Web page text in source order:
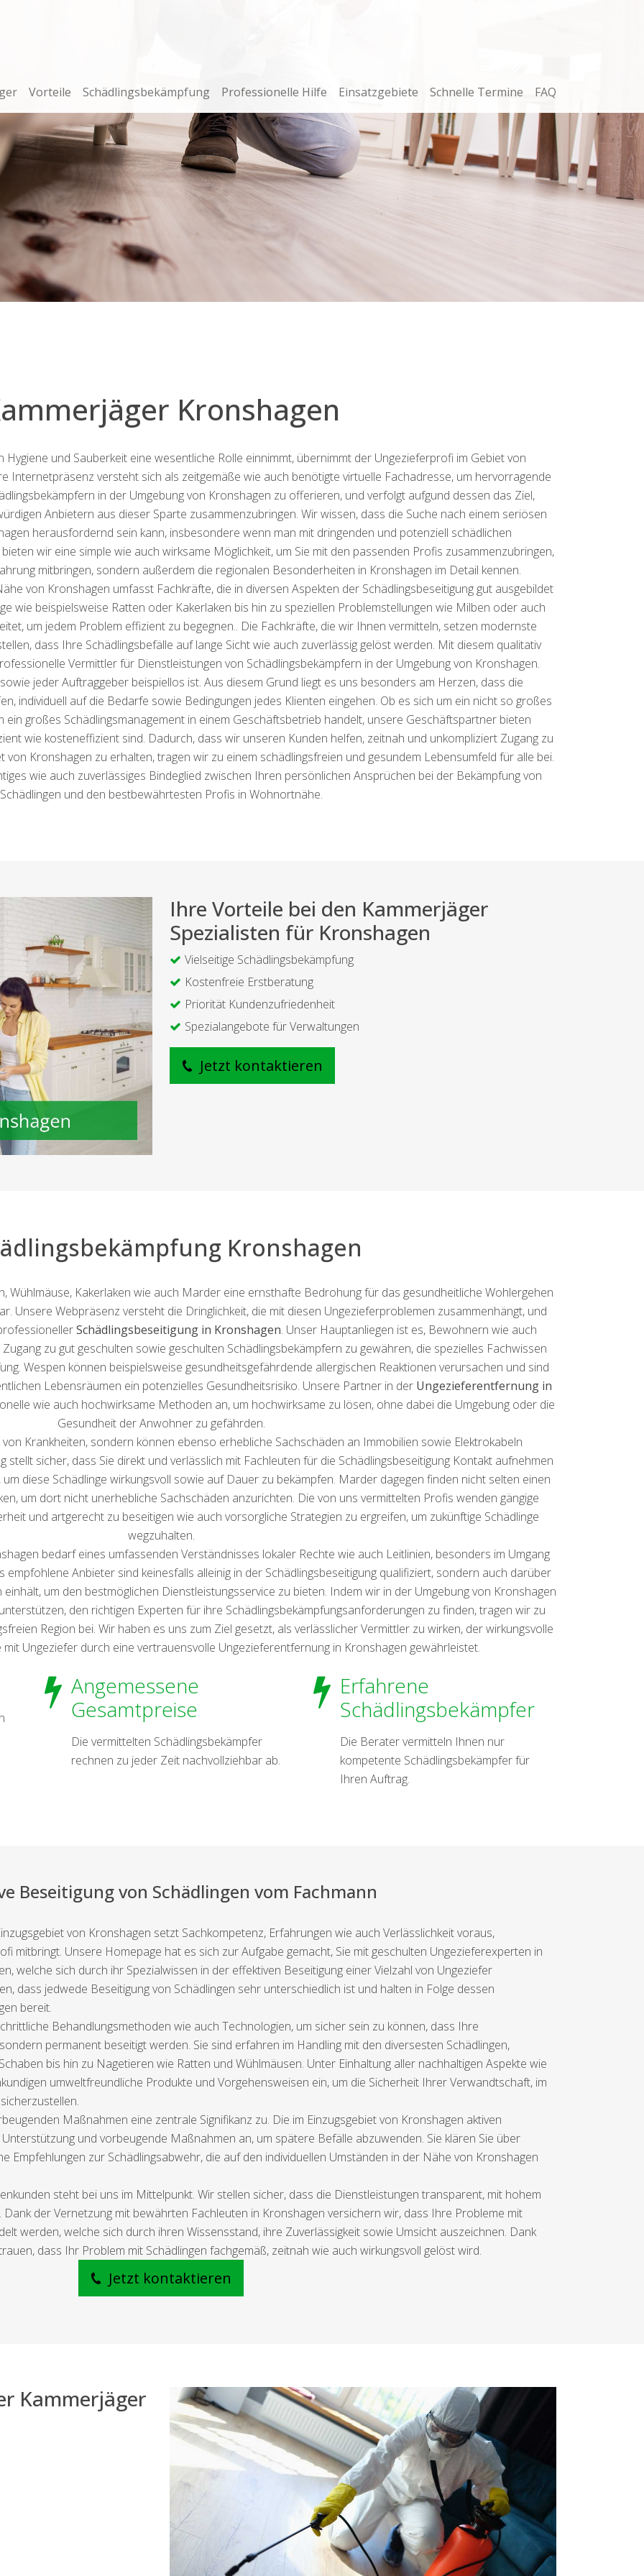
Vorteile Schädlingsbekämpfung Professionelle Hilfe Einsatzgebiete Schnelle Termine FAQ
Kronshagen
und Sauberkeit eine wesentliche Rolle einnimmt, übernimmt der Ungezieferprofi im Gebiet von
Internetpräsenz versteht sich als zeitgemäße wie auch benötigte virtuelle Fachadresse, um hervorragende
in der Umgebung von Kronshagen zu offerieren, und verfolgt aufgund dessen das Ziel,
Anbietern aus dieser Sparte zusammenzubringen. Wir wissen, dass die Suche nach einem seriösen
herausfordernd sein kann, insbesondere wenn man mit dringenden und potenziell schädlichen
wir eine simple wie auch wirksame Möglichkeit, um Sie mit den passenden Profis zusammenzubringen,
mitbringen, sondern außerdem die regionalen Besonderheiten in Kronshagen im Detail kennen.
von Kronshagen umfasst Fachkräfte, die in diversen Aspekten der Schädlingsbeseitigung gut ausgebildet
wie beispielsweise Ratten oder Kakerlaken bis hin zu speziellen Problemstellungen wie Milben oder auch
um jedem Problem effizient zu begegnen.. Die Fachkräfte, die wir Ihnen vermitteln, setzen modernste
dass Ihre Schädlingsbefälle auf lange Sicht wie auch zuverlässig gelöst werden. Mit diesem qualitativ
Vermittler für Dienstleistungen von Schädlingsbekämpfern in der Umgebung von Kronshagen.
jeder Auftraggeber beispiellos ist. Aus diesem Grund liegt es uns besonders am Herzen, dass die
individuell auf die Bedarfe sowie Bedingungen jedes Klienten eingehen. Ob es sich um ein nicht so großes
ein großes Schädlingsmanagement in einem Geschäftsbetrieb handelt, unsere Geschäftspartner bieten
wie kosteneffizient sind. Dadurch, dass wir unseren Kunden helfen, zeitnah und unkompliziert Zugang zu
von Kronshagen zu erhalten, tragen wir zu einem schädlingsfreien und gesundem Lebensumfeld für alle bei.
wie auch zuverlässiges Bindeglied zwischen Ihren persönlichen Ansprüchen bei der Bekämpfung von
Schädlingen und den bestbewährtesten Profis in Wohnortnähe.
Ihre Vorteile bei den Kammerjäger
Spezialisten für Kronshagen
Vielseitige Schädlingsbekämpfung
Kostenfreie Erstberatung
Priorität Kundenzufriedenheit
Spezialangebote für Verwaltungen
Jetzt kontaktieren
Kronshagen
Wühlmäuse, Kakerlaken wie auch Marder eine ernsthafte Bedrohung für das gesundheitliche Wohlergehen
Unsere Webpräsenz versteht die Dringlichkeit, die mit diesen Ungezieferproblemen zusammenhängt, und
Schädlingsbeseitigung in Kronshagen. Unser Hauptanliegen ist es, Bewohnern wie auch
zu gut geschulten sowie geschulten Schädlingsbekämpfern zu gewähren, die spezielles Fachwissen
Wespen können beispielsweise gesundheitsgefährdende allergischen Reaktionen verursachen und sind
Lebensräumen ein potenzielles Gesundheitsrisiko. Unsere Partner in der Ungezieferentfernung in
wie auch hochwirksame Methoden an, um hochwirksame zu lösen, ohne dabei die Umgebung oder die
Gesundheit der Anwohner zu gefährden.
Krankheiten, sondern können ebenso erhebliche Sachschäden an Immobilien sowie Elektrokabeln
sicher, dass Sie direkt und verlässlich mit Fachleuten für die Schädlingsbeseitigung Kontakt aufnehmen
diese Schädlinge wirkungsvoll sowie auf Dauer zu bekämpfen. Marder dagegen finden nicht selten einen
um dort nicht unerhebliche Sachschäden anzurichten. Die von uns vermittelten Profis wenden gängige
und artgerecht zu beseitigen wie auch vorsorgliche Strategien zu ergreifen, um zukünftige Schädlinge
wegzuhalten.
bedarf eines umfassenden Verständnisses lokaler Rechte wie auch Leitlinien, besonders im Umgang
empfohlene Anbieter sind keinesfalls alleinig in der Schädlingsbeseitigung qualifiziert, sondern auch darüber
um den bestmöglichen Dienstleistungsservice zu bieten. Indem wir in der Umgebung von Kronshagen
den richtigen Experten für ihre Schädlingsbekämpfungsanforderungen zu finden, tragen wir zu
Region bei. Wir haben es uns zum Ziel gesetzt, als verlässlicher Vermittler zu wirken, der wirkungsvolle
Ungeziefer durch eine vertrauensvolle Ungezieferentfernung in Kronshagen gewährleistet.
Angemessene
Gesamtpreise
Die vermittelten Schädlingsbekämpfer
rechnen zu jeder Zeit nachvollziehbar ab.
Erfahrene
Schädlingsbekämpfer
Die Berater vermitteln Ihnen nur
kompetente Schädlingsbekämpfer für
Ihren Auftrag.
Beseitigung von Schädlingen vom Fachmann
von Kronshagen setzt Sachkompetenz, Erfahrungen wie auch Verlässlichkeit voraus,
mitbringt. Unsere Homepage hat es sich zur Aufgabe gemacht, Sie mit geschulten Ungezieferexperten in
welche sich durch ihr Spezialwissen in der effektiven Beseitigung einer Vielzahl von Ungeziefer
dass jedwede Beseitigung von Schädlingen sehr unterschiedlich ist und halten in Folge dessen
bereit.
Behandlungsmethoden wie auch Technologien, um sicher sein zu können, dass Ihre
permanent beseitigt werden. Sie sind erfahren im Handling mit den diversesten Schädlingen,
bis hin zu Nagetieren wie Ratten und Wühlmäusen. Unter Einhaltung aller nachhaltigen Aspekte wie
umweltfreundliche Produkte und Vorgehensweisen ein, um die Sicherheit Ihrer Verwandtschaft, im
Maßnahmen eine zentrale Signifikanz zu. Die im Einzugsgebiet von Kronshagen aktiven
und vorbeugende Maßnahmen an, um spätere Befälle abzuwenden. Sie klären Sie über
Empfehlungen zur Schädlingsabwehr, die auf den individuellen Umständen in der Nähe von Kronshagen
steht bei uns im Mittelpunkt. Wir stellen sicher, dass die Dienstleistungen transparent, mit hohem
der Vernetzung mit bewährten Fachleuten in Kronshagen versichern wir, dass Ihre Probleme mit
werden, welche sich durch ihren Wissensstand, ihre Zuverlässigkeit sowie Umsicht auszeichnen. Dank
dass Ihr Problem mit Schädlingen fachgemäß, zeitnah wie auch wirkungsvoll gelöst wird.
Jetzt kontaktieren
Kammerjäger